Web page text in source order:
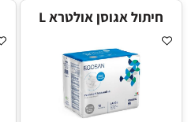
חיתול אגוסן אולטרא L